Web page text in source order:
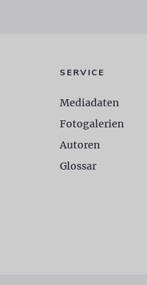
SERVICE
Mediadaten
Fotogalerien
Autoren
Glossar